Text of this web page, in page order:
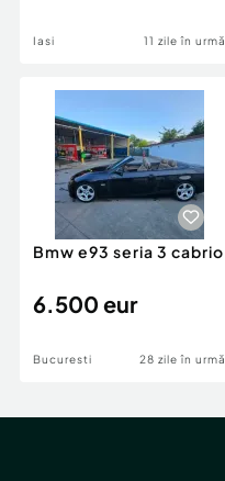
Iasi 11 zile în urmă
Bmw e93 seria 3 cabrio
6.500 eur
Bucuresti 28 zile în urmă